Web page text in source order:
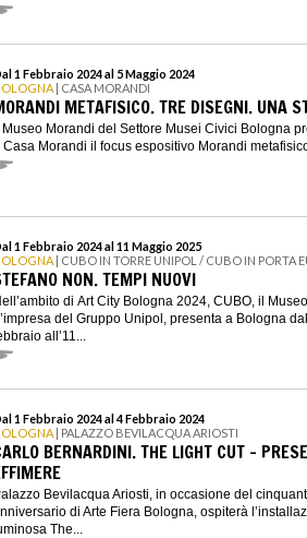
1 Febbraio 2024 al 5 Maggio 2024
| CASA MORANDI
METAFISICO. TRE DISEGNI. UNA
Museo Morandi del Settore Musei Civici Bologna
Casa Morandi il focus espositivo Morandi
1 Febbraio 2024 al 11 Maggio 2025
| CUBO IN TORRE UNIPOL / CUBO IN PORTA
NON. TEMPI NUOVI
di Art City Bologna 2024, CUBO, il Museo
del Gruppo Unipol, presenta a Bologna
all’11...
1 Febbraio 2024 al 4 Febbraio 2024
| PALAZZO BEVILACQUA ARIOSTI
BERNARDINI. THE LIGHT CUT –
Bevilacqua Ariosti, in occasione del
di Arte Fiera Bologna, ospiterà
The...